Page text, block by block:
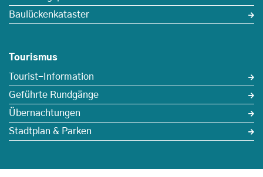
Baulückenkataster
Tourismus
Tourist-Information
Geführte Rundgänge
Übernachtungen
Stadtplan & Parken